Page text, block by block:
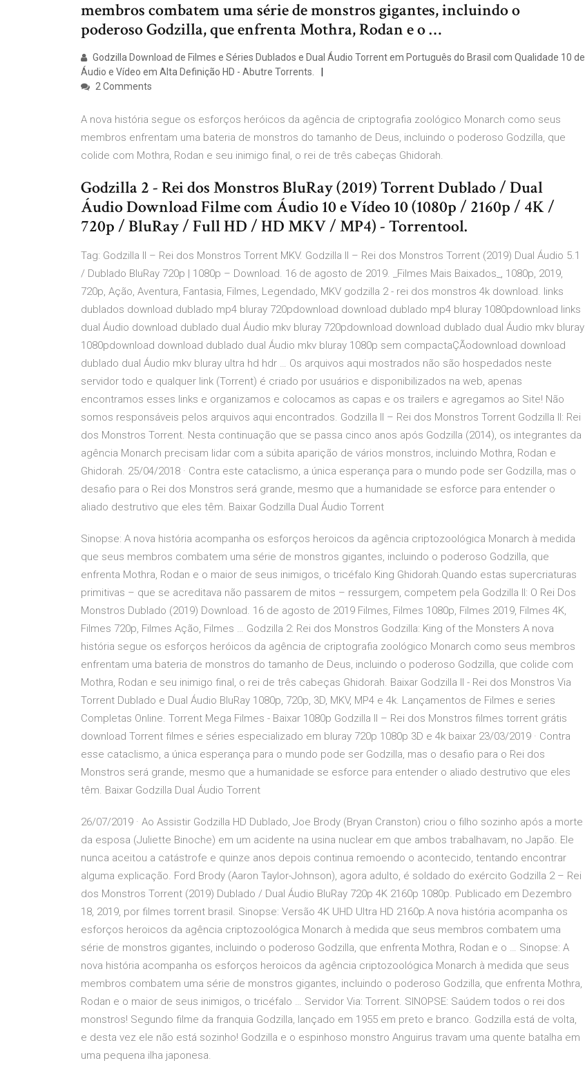
membros combatem uma série de monstros gigantes, incluindo o
poderoso Godzilla, que enfrenta Mothra, Rodan e o …
Godzilla Download de Filmes e Séries Dublados e Dual Áudio Torrent em Português do Brasil com Qualidade 10 de
Áudio e Vídeo em Alta Definição HD - Abutre Torrents.
2 Comments
A nova história segue os esforços heróicos da agência de criptografia zoológico Monarch como seus
membros enfrentam uma bateria de monstros do tamanho de Deus, incluindo o poderoso Godzilla, que
colide com Mothra, Rodan e seu inimigo final, o rei de três cabeças Ghidorah.
Godzilla 2 - Rei dos Monstros BluRay (2019) Torrent Dublado / Dual
Áudio Download Filme com Áudio 10 e Vídeo 10 (1080p / 2160p / 4K /
720p / BluRay / Full HD / HD MKV / MP4) - Torrentool.
Tag: Godzilla II – Rei dos Monstros Torrent MKV. Godzilla II – Rei dos Monstros Torrent (2019) Dual Áudio 5.1
/ Dublado BluRay 720p | 1080p – Download. 16 de agosto de 2019. _Filmes Mais Baixados_, 1080p, 2019,
720p, Ação, Aventura, Fantasia, Filmes, Legendado, MKV godzilla 2 - rei dos monstros 4k download. links
dublados download dublado mp4 bluray 720pdownload download dublado mp4 bluray 1080pdownload links
dual Áudio download dublado dual Áudio mkv bluray 720pdownload download dublado dual Áudio mkv bluray
1080pdownload download dublado dual Áudio mkv bluray 1080p sem compactaÇÃodownload download
dublado dual Áudio mkv bluray ultra hd hdr … Os arquivos aqui mostrados não são hospedados neste
servidor todo e qualquer link (Torrent) é criado por usuários e disponibilizados na web, apenas
encontramos esses links e organizamos e colocamos as capas e os trailers e agregamos ao Site! Não
somos responsáveis pelos arquivos aqui encontrados. Godzilla II – Rei dos Monstros Torrent Godzilla II: Rei
dos Monstros Torrent. Nesta continuação que se passa cinco anos após Godzilla (2014), os integrantes da
agência Monarch precisam lidar com a súbita aparição de vários monstros, incluindo Mothra, Rodan e
Ghidorah. 25/04/2018 · Contra este cataclismo, a única esperança para o mundo pode ser Godzilla, mas o
desafio para o Rei dos Monstros será grande, mesmo que a humanidade se esforce para entender o
aliado destrutivo que eles têm. Baixar Godzilla Dual Áudio Torrent
Sinopse: A nova história acompanha os esforços heroicos da agência criptozoológica Monarch à medida
que seus membros combatem uma série de monstros gigantes, incluindo o poderoso Godzilla, que
enfrenta Mothra, Rodan e o maior de seus inimigos, o tricéfalo King Ghidorah.Quando estas supercriaturas
primitivas – que se acreditava não passarem de mitos – ressurgem, competem pela Godzilla II: O Rei Dos
Monstros Dublado (2019) Download. 16 de agosto de 2019 Filmes, Filmes 1080p, Filmes 2019, Filmes 4K,
Filmes 720p, Filmes Ação, Filmes … Godzilla 2: Rei dos Monstros Godzilla: King of the Monsters A nova
história segue os esforços heróicos da agência de criptografia zoológico Monarch como seus membros
enfrentam uma bateria de monstros do tamanho de Deus, incluindo o poderoso Godzilla, que colide com
Mothra, Rodan e seu inimigo final, o rei de três cabeças Ghidorah. Baixar Godzilla II - Rei dos Monstros Via
Torrent Dublado e Dual Áudio BluRay 1080p, 720p, 3D, MKV, MP4 e 4k. Lançamentos de Filmes e series
Completas Online. Torrent Mega Filmes - Baixar 1080p Godzilla II – Rei dos Monstros filmes torrent grátis
download Torrent filmes e séries especializado em bluray 720p 1080p 3D e 4k baixar 23/03/2019 · Contra
esse cataclismo, a única esperança para o mundo pode ser Godzilla, mas o desafio para o Rei dos
Monstros será grande, mesmo que a humanidade se esforce para entender o aliado destrutivo que eles
têm. Baixar Godzilla Dual Áudio Torrent
26/07/2019 · Ao Assistir Godzilla HD Dublado, Joe Brody (Bryan Cranston) criou o filho sozinho após a morte
da esposa (Juliette Binoche) em um acidente na usina nuclear em que ambos trabalhavam, no Japão. Ele
nunca aceitou a catástrofe e quinze anos depois continua remoendo o acontecido, tentando encontrar
alguma explicação. Ford Brody (Aaron Taylor-Johnson), agora adulto, é soldado do exército Godzilla 2 – Rei
dos Monstros Torrent (2019) Dublado / Dual Áudio BluRay 720p 4K 2160p 1080p. Publicado em Dezembro
18, 2019, por filmes torrent brasil. Sinopse: Versão 4K UHD Ultra HD 2160p.A nova história acompanha os
esforços heroicos da agência criptozoológica Monarch à medida que seus membros combatem uma
série de monstros gigantes, incluindo o poderoso Godzilla, que enfrenta Mothra, Rodan e o … Sinopse: A
nova história acompanha os esforços heroicos da agência criptozoológica Monarch à medida que seus
membros combatem uma série de monstros gigantes, incluindo o poderoso Godzilla, que enfrenta Mothra,
Rodan e o maior de seus inimigos, o tricéfalo … Servidor Via: Torrent. SINOPSE: Saúdem todos o rei dos
monstros! Segundo filme da franquia Godzilla, lançado em 1955 em preto e branco. Godzilla está de volta,
e desta vez ele não está sozinho! Godzilla e o espinhoso monstro Anguirus travam uma quente batalha em
uma pequena ilha japonesa.